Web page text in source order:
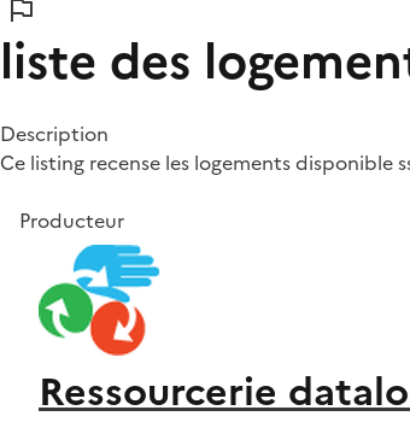
liste des
Description
Ce listing recense les logements
Producteur
Ressourcerie